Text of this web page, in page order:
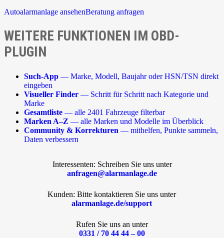
Autoalarmanlage ansehenBeratung anfragen
WEITERE FUNKTIONEN IM OBD-
PLUGIN
Such-App — Marke, Modell, Baujahr oder HSN/TSN direkt
eingeben
Visueller Finder — Schritt für Schritt nach Kategorie und
Marke
Gesamtliste — alle 2401 Fahrzeuge filterbar
Marken A–Z — alle Marken und Modelle im Überblick
Community & Korrekturen — mithelfen, Punkte sammeln,
Daten verbessern
Interessenten: Schreiben Sie uns unter
anfragen@alarmanlage.de
Kunden: Bitte kontaktieren Sie uns unter
alarmanlage.de/support
Rufen Sie uns an unter
0331 / 70 44 44 – 00